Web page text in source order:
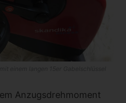
Anzugsdrehmoment